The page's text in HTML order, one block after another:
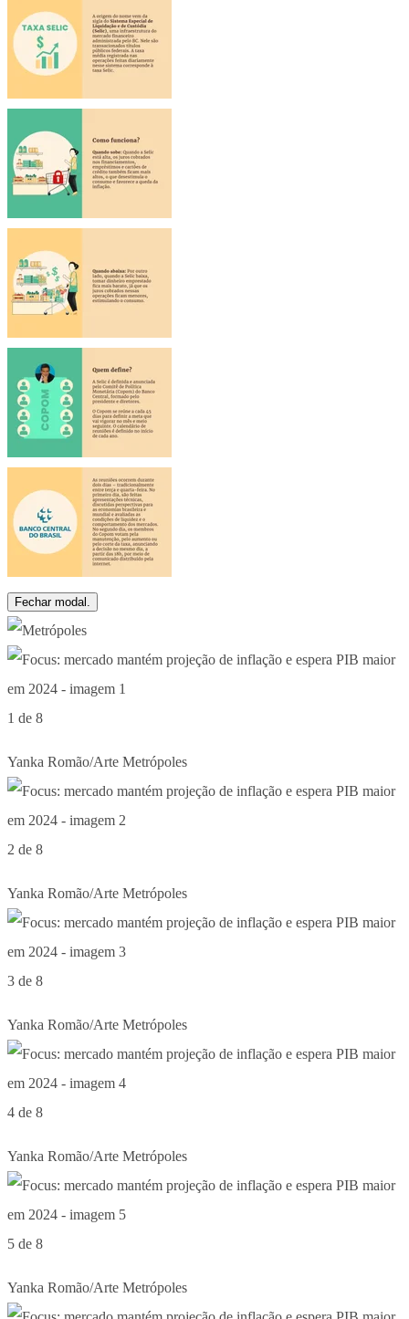
Fechar modal.
1 de 8
Yanka Romão/Arte Metrópoles
2 de 8
Yanka Romão/Arte Metrópoles
3 de 8
Yanka Romão/Arte Metrópoles
4 de 8
Yanka Romão/Arte Metrópoles
5 de 8
Yanka Romão/Arte Metrópoles